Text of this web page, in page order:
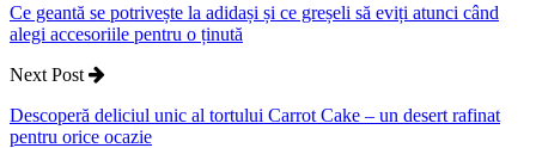
Ce geantă se potrivește la adidași și ce greșeli să eviți atunci când
alegi accesoriile pentru o ținută
Next Post
Descoperă deliciul unic al tortului Carrot Cake – un desert rafinat
pentru orice ocazie